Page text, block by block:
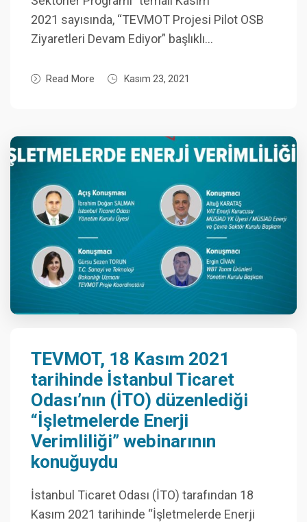
2021 sayısında, “TEVMOT Projesi Pilot OSB
Ziyaretleri Devam Ediyor” başlıklı…
Read More Kasım 23, 2021
TEVMOT, 18 Kasım 2021
tarihinde İstanbul Ticaret
Odası’nın (İTO) düzenlediği
“İşletmelerde Enerji
Verimliliği” webinarının
konuğuydu
İstanbul Ticaret Odası (İTO) tarafından 18
Kasım 2021 tarihinde “İşletmelerde Enerji